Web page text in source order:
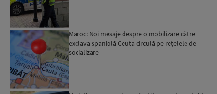
Maroc: Noi mesaje despre o mobilizare către
exclava spaniolă Ceuta circulă pe rețelele de
socializare